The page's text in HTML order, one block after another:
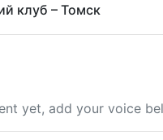
клуб – Томск
yet, add your voice